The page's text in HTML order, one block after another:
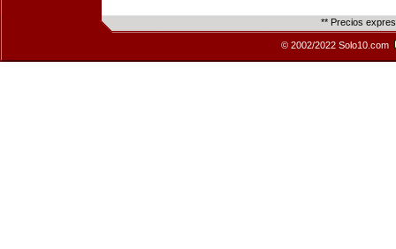
** Precios
© 2002/2022 Solo10.com